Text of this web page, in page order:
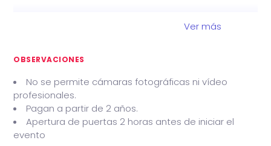
escenografía renovada, arte digital y un impactante
revivir la energía, la emoción y la conexión de aquellos
reunían para cantar y bailar sus éxitos.
En el marco de sus 47 años de trayectoria, "El Gran
Baile" es una celebración del legado musical de
Bronco, una experiencia diseñada para unir
Ver más
OBSERVACIONES
No se permite cámaras fotográficas ni vídeo
profesionales.
Pagan a partir de 2 años.
Apertura de puertas 2 horas antes de iniciar el
evento